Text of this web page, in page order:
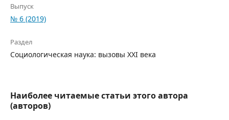
Выпуск
№ 6 (2019)
Раздел
Социологическая наука: вызовы XXI века
Наиболее читаемые статьи этого автора
(авторов)